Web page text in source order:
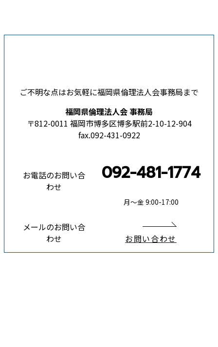
ご不明な点はお気軽に福岡県倫理法人会事務局まで
福岡県倫理法人会 事務局
〒812-0011 福岡市博多区博多駅前2-10-12-904
fax.092-431-0922
お電話のお問い合
わせ
092-481-1774
月〜金 9:00-17:00
メールのお問い合
わせ
お問い合わせ